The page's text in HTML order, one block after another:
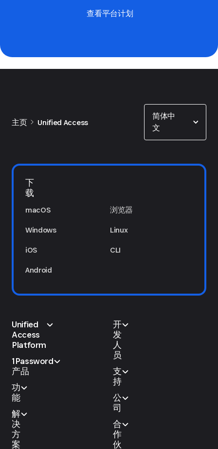
查看平台计划
主页 Unified Access
简体中
文
Show options
下
载
macOS
Windows
iOS
Android
浏览器
Linux
CLI
Unified
Access
Platform
1Password
产品
功
能
解
决
方
案
开
发
人
员
支
持
公
司
合
作
伙